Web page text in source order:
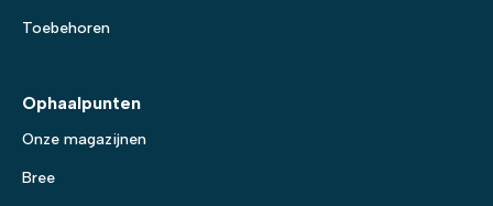
Toebehoren
Ophaalpunten
Onze magazijnen
Bree